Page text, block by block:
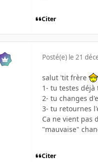
Citer
Posté(e) le 21
salut 'tit frère
1- tu testes
2- tu changes
3- tu retournes
Ca ne vient pas
"mauvaise"
Citer